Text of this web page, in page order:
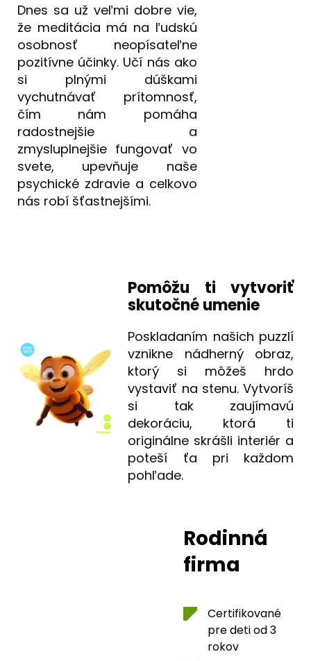
Dnes sa už veľmi dobre vie,
že meditácia má na ľudskú
osobnosť neopísateľne
pozitívne účinky. Učí nás ako
si plnými dúškami
vychutnávať prítomnosť,
čím nám pomáha
radostnejšie a
zmysluplnejšie fungovať vo
svete, upevňuje naše
psychické zdravie a celkovo
nás robí šťastnejšími.
Pomôžu ti vytvoriť
skutočné umenie
Poskladaním našich puzzlí
vznikne nádherný obraz,
ktorý si môžeš hrdo
vystaviť na stenu. Vytvoríš
si tak zaujímavú
dekoráciu, ktorá ti
originálne skrášli interiér a
poteší ťa pri každom
pohľade.
Rodinná
firma
Certifikované
pre deti od 3
rokov